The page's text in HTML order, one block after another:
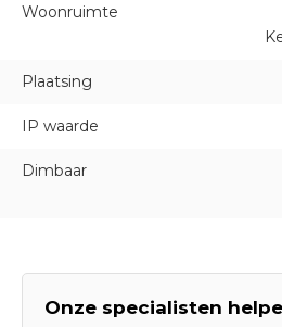
Woonruimte
Plaatsing
IP waarde
Dimbaar
Onze specialisten